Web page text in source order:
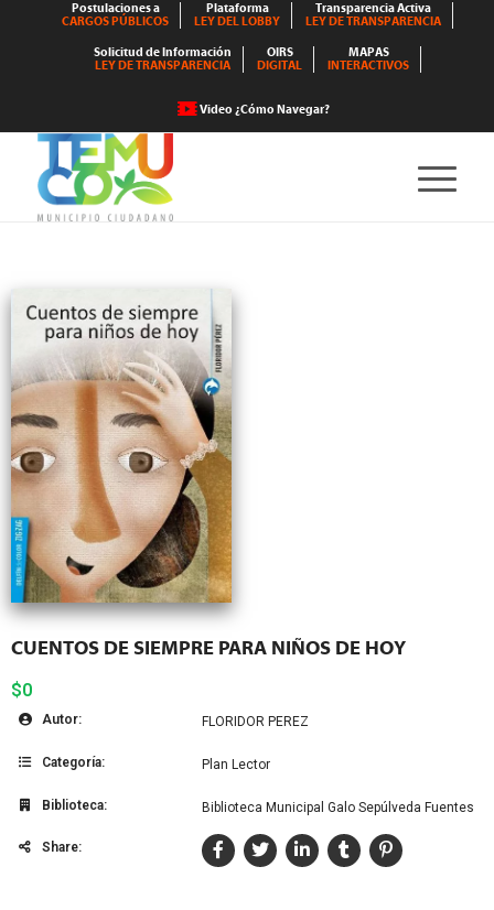
Postulaciones a
CARGOS PÚBLICOS
Plataforma
LEY DEL LOBBY
Transparencia Activa
LEY DE TRANSPARENCIA
Solicitud de Información
LEY DE TRANSPARENCIA
OIRS
DIGITAL
MAPAS
INTERACTIVOS
Video ¿Cómo Navegar?
CUENTOS DE SIEMPRE PARA NIÑOS DE HOY
$0
Autor: FLORIDOR PEREZ
Categoría: Plan Lector
Biblioteca: Biblioteca Municipal Galo Sepúlveda Fuentes
Share: